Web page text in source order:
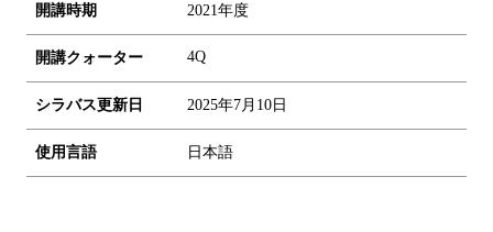
開講時期 2021年度
開講クォーター 4Q
シラバス更新日 2025年7月10日
使用言語 日本語